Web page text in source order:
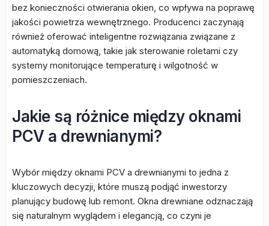
bez konieczności otwierania okien, co wpływa na poprawę
jakości powietrza wewnętrznego. Producenci zaczynają
również oferować inteligentne rozwiązania związane z
automatyką domową, takie jak sterowanie roletami czy
systemy monitorujące temperaturę i wilgotność w
pomieszczeniach.
Jakie są różnice między oknami
PCV a drewnianymi?
Wybór między oknami PCV a drewnianymi to jedna z
kluczowych decyzji, które muszą podjąć inwestorzy
planujący budowę lub remont. Okna drewniane odznaczają
się naturalnym wyglądem i elegancją, co czyni je